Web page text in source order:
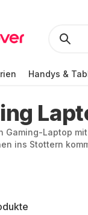
Handys &
Gaming-Laptop
ins Stottern
teuer. Bei
und unbegrenzte